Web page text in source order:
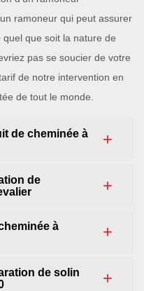
ramoneur qui peut assurer
que soit la nature de
pas se soucier de votre
de notre intervention en
de tout le monde.
de cheminée à
de
à
de solin